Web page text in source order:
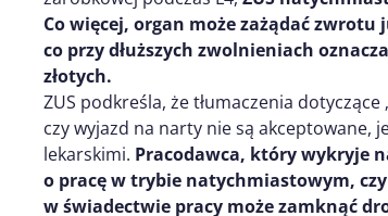
Co więcej, organ może zażądać
co przy dłuższych zwolnieniach
złotych.
ZUS podkreśla, że tłumaczenia
czy wyjazd na narty nie są akceptowane,
lekarskimi. Pracodawca, który wykryje
o pracę w trybie natychmiastowym,
w świadectwie pracy może zamknąć